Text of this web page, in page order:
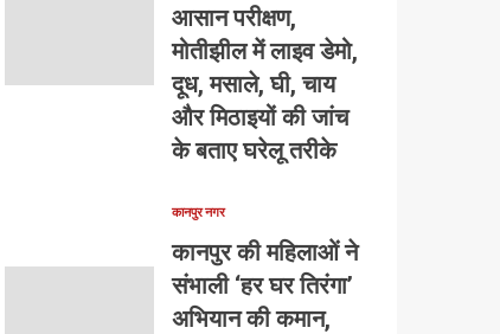
आसान परीक्षण,
मोतीझील में लाइव डेमो,
दूध, मसाले, घी, चाय
और मिठाइयों की जांच
के बताए घरेलू तरीके
कानपुर नगर
कानपुर की महिलाओं ने
संभाली ‘हर घर तिरंगा’
अभियान की कमान,